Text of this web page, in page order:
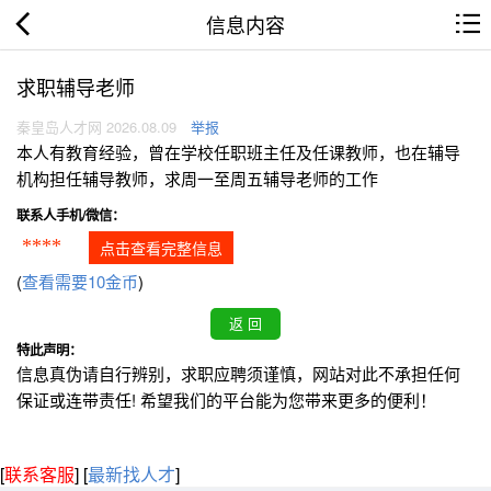
信息内容
求职辅导老师
秦皇岛人才网 2026.08.09 举报
本人有教育经验，曾在学校任职班主任及任课教师，也在辅导
机构担任辅导教师，求周一至周五辅导老师的工作
联系人手机/微信：
**** 点击查看完整信息
(查看需要10金币)
特此声明：
信息真伪请自行辨别，求职应聘须谨慎，网站对此不承担任何
保证或连带责任! 希望我们的平台能为您带来更多的便利！
[联系客服] [最新找人才]